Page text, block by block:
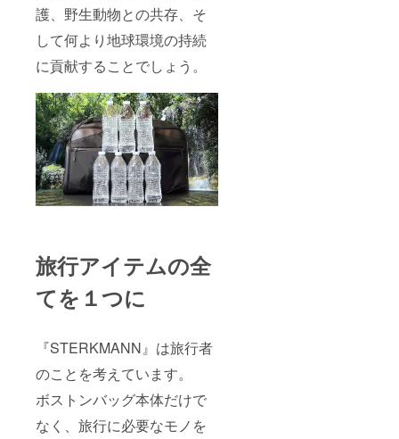
護、野生動物との共存、そ
して何より地球環境の持続
に貢献することでしょう。
旅行アイテムの全
てを１つに
『STERKMANN』は旅行者
のことを考えています。
ボストンバッグ本体だけで
なく、旅行に必要なモノを